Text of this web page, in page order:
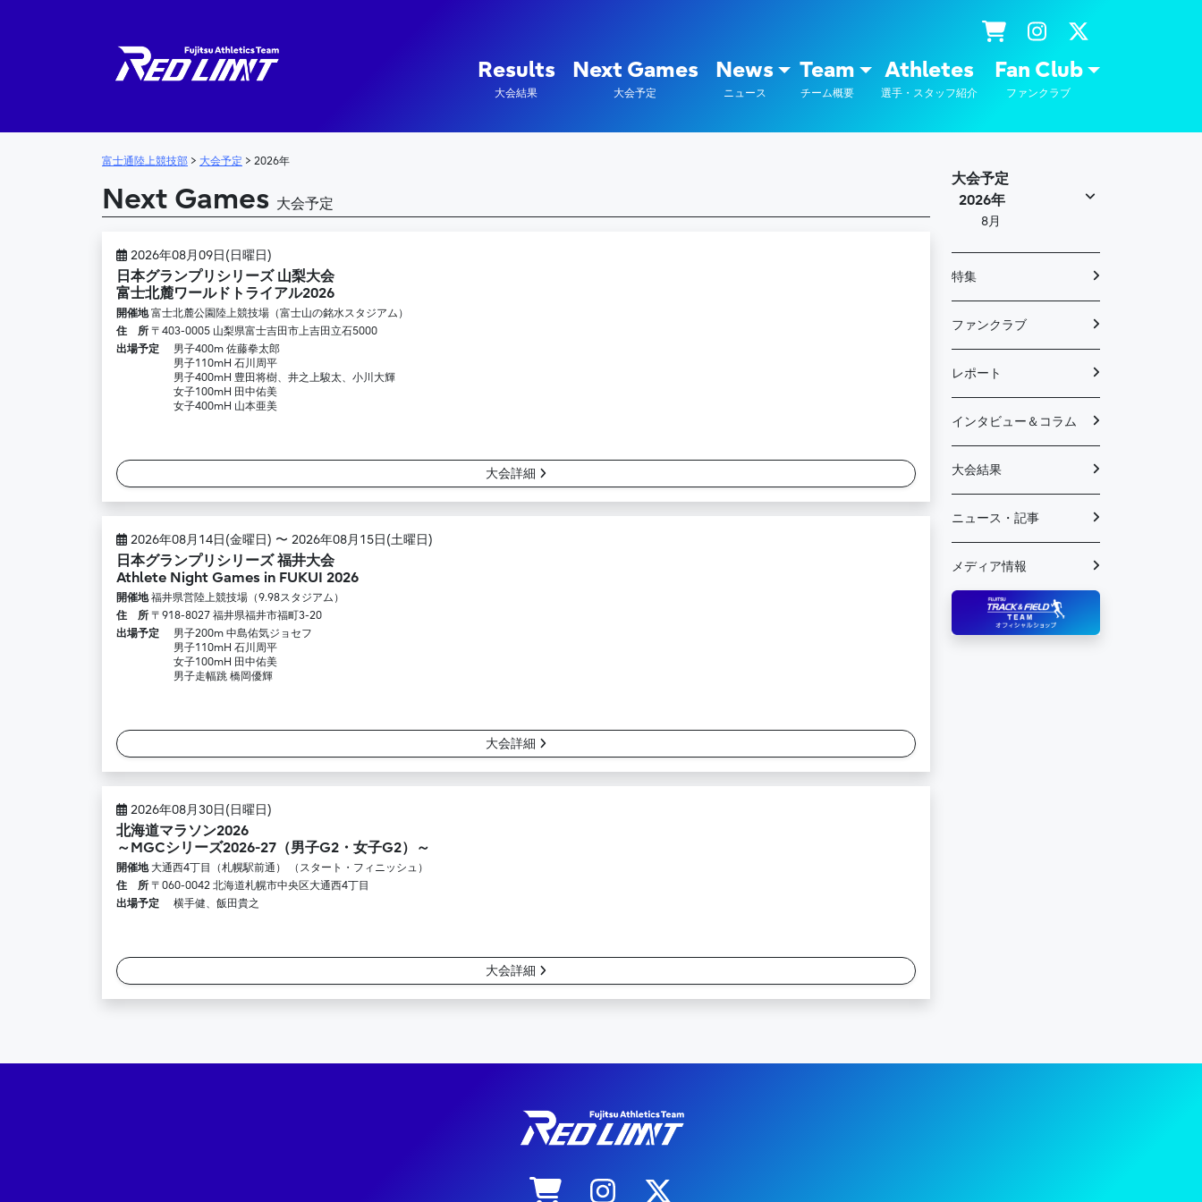
メインナビゲーション
Results
大会結果
Next Games
大会予定
News
ニュース
Team
チーム概要
Athletes
選手・スタッフ紹介
Fan Club
ファンクラブ
富士通陸上競技部 > 大会予定 > 2026年
Next Games 大会予定
2026年08月09日(日曜日)
日本グランプリシリーズ 山梨大会
富士北麓ワールドトライアル2026
開催地富士北麓公園陸上競技場（富士山の銘水スタジアム）
住 所 〒403-0005 山梨県富士吉田市上吉田立石5000
出場予定
男子400m 佐藤拳太郎
男子110mH 石川周平
男子400mH 豊田将樹、井之上駿太、小川大輝
女子100mH 田中佑美
女子400mH 山本亜美
大会詳細
2026年08月14日(金曜日) 〜 2026年08月15日(土曜日)
日本グランプリシリーズ 福井大会
Athlete Night Games in FUKUI 2026
開催地福井県営陸上競技場（9.98スタジアム）
住 所 〒918-8027 福井県福井市福町3-20
出場予定
男子200m 中島佑気ジョセフ
男子110mH 石川周平
女子100mH 田中佑美
男子走幅跳 橋岡優輝
大会詳細
2026年08月30日(日曜日)
北海道マラソン2026
～MGCシリーズ2026-27（男子G2・女子G2）～
開催地大通西4丁目（札幌駅前通） （スタート・フィニッシュ）
住 所 〒060-0042 北海道札幌市中央区大通西4丁目
出場予定
横手健、飯田貴之
大会詳細
大会予定
2026年
8月
特集
ファンクラブ
レポート
インタビュー＆コラム
大会結果
ニュース・記事
メディア情報